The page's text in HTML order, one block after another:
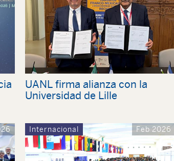
UANL firma alianza con la
Universidad de Lille
Internacional Feb 2026